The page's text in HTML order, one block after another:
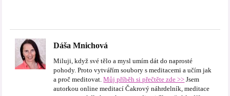
Dáša Mnichová
Miluji, když své tělo a mysl umím dát do naprosté
pohody. Proto vytvářím soubory s meditacemi a učím jak
a proč meditovat.Můj příběh si přečtěte zde >> Jsem
autorkou online meditací Čakrový náhrdelník, meditace